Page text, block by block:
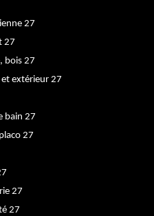
27
27
bois 27
extérieur 27
bain 27
27
27
27